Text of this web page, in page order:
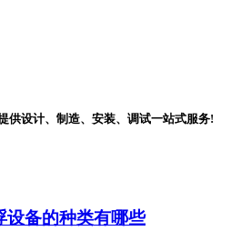
供设计、制造、安装、调试一站式服务!
设备的种类有哪些